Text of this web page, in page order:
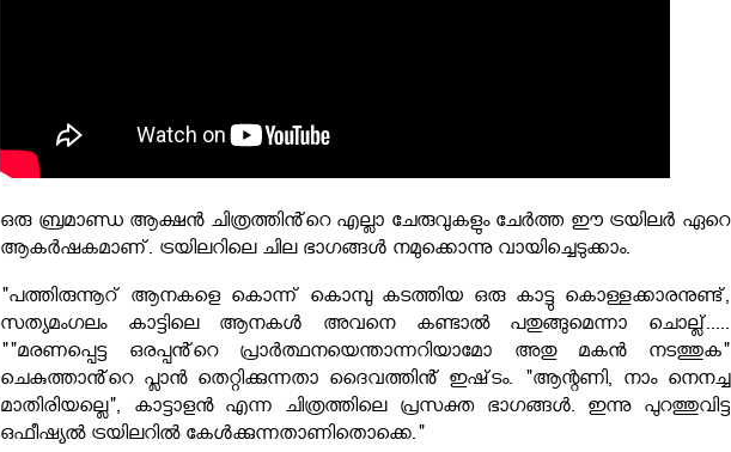
ഒരു ബ്രമാണ്ഡ ആക്ഷൻ ചിത്രത്തിൻ്റെ എല്ലാ ചേരുവുകളും ചേർത്ത ഈ ട്രയിലർ ഏറെ
ആകർഷകമാണ്. ട്രയിലറിലെ ചില ഭാഗങ്ങൾ നമുക്കൊന്നു വായിച്ചെടുക്കാം.
"പത്തിരുന്നൂറ് ആനകളെ കൊന്ന് കൊമ്പു കടത്തിയ ഒരു കാട്ടു കൊള്ളക്കാരനുണ്ട്,
സത്യമംഗലം കാട്ടിലെ ആനകൾ അവനെ കണ്ടാൽ പതുങ്ങുമെന്നാ ചൊല്ല്.....
""മരണപ്പെട്ട ഒരപ്പൻ്റെ പ്രാർത്ഥനയെന്താന്നറിയാമോ അതു മകൻ നടത്തുക"
ചെകുത്താൻ്റെ പ്ലാൻ തെറ്റിക്കുന്നതാ ദൈവത്തിൻ് ഇഷ്‌ടം. "ആന്റണി, നാം നെനച്ച
മാതിരിയല്ലെ", കാട്ടാളൻ എന്ന ചിത്രത്തിലെ പ്രസക്ത ഭാഗങ്ങൾ. ഇന്നു പുറത്തുവിട്ട
ഒഫീഷ്യൽ ട്രയിലറിൽ കേൾക്കുന്നതാണിതൊക്കെ."